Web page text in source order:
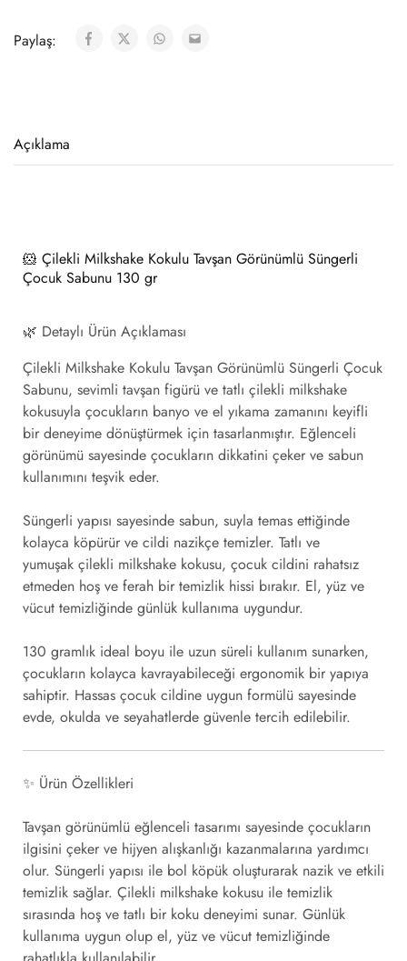
Paylaş:
Açıklama
🐹 Çilekli Milkshake Kokulu Tavşan Görünümlü Süngerli
Çocuk Sabunu 130 gr
🌿 Detaylı Ürün Açıklaması
Çilekli Milkshake Kokulu Tavşan Görünümlü Süngerli Çocuk
Sabunu, sevimli tavşan figürü ve tatlı çilekli milkshake
kokusuyla çocukların banyo ve el yıkama zamanını keyifli
bir deneyime dönüştürmek için tasarlanmıştır. Eğlenceli
görünümü sayesinde çocukların dikkatini çeker ve sabun
kullanımını teşvik eder.
Süngerli yapısı sayesinde sabun, suyla temas ettiğinde
kolayca köpürür ve cildi nazikçe temizler. Tatlı ve
yumuşak çilekli milkshake kokusu, çocuk cildini rahatsız
etmeden hoş ve ferah bir temizlik hissi bırakır. El, yüz ve
vücut temizliğinde günlük kullanıma uygundur.
130 gramlık ideal boyu ile uzun süreli kullanım sunarken,
çocukların kolayca kavrayabileceği ergonomik bir yapıya
sahiptir. Hassas çocuk cildine uygun formülü sayesinde
evde, okulda ve seyahatlerde güvenle tercih edilebilir.
✨ Ürün Özellikleri
Tavşan görünümlü eğlenceli tasarımı sayesinde çocukların
ilgisini çeker ve hijyen alışkanlığı kazanmalarına yardımcı
olur. Süngerli yapısı ile bol köpük oluşturarak nazik ve etkili
temizlik sağlar. Çilekli milkshake kokusu ile temizlik
sırasında hoş ve tatlı bir koku deneyimi sunar. Günlük
kullanıma uygun olup el, yüz ve vücut temizliğinde